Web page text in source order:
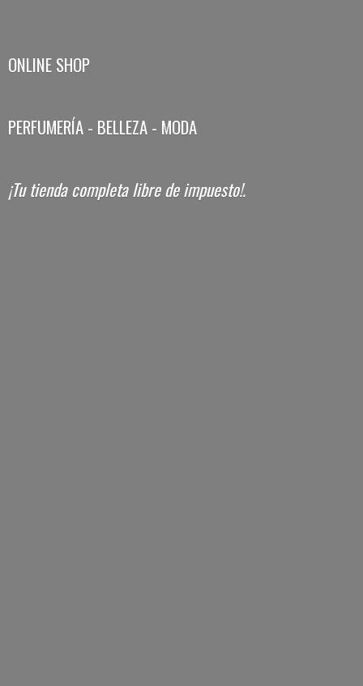
ONLINE SHOP
PERFUMERÍA - BELLEZA - MODA
¡Tu tienda completa librede impuesto!.